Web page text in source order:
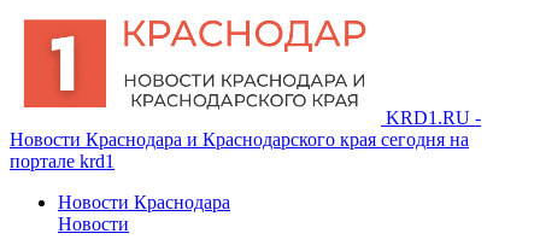
KRD1.RU -
Новости Краснодара и Краснодарского края сегодня на
портале krd1
Новости Краснодара
Новости